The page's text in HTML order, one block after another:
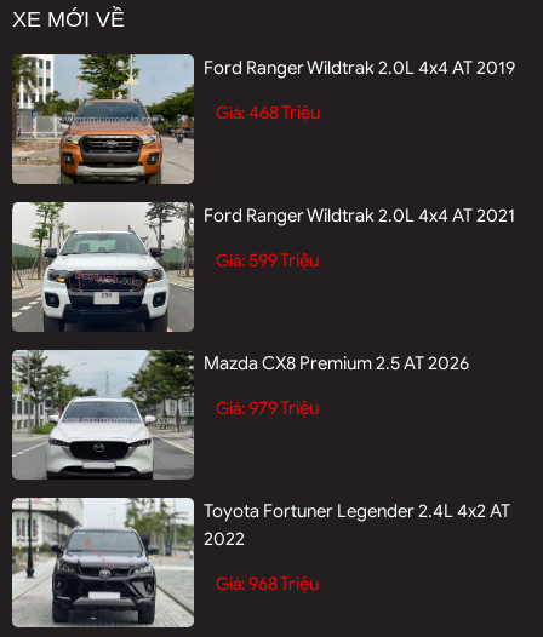
XE MỚI VỀ
Ford Ranger Wildtrak 2.0L 4x4 AT 2019
Giá:468 Triệu
Ford Ranger Wildtrak 2.0L 4x4 AT 2021
Giá:599 Triệu
Mazda CX8 Premium 2.5 AT 2026
Giá:979 Triệu
Toyota Fortuner Legender 2.4L 4x2 AT
2022
Giá:968 Triệu